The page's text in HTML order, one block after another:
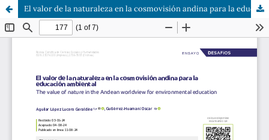
El valor de la naturaleza en la cosmovisión andina para la educación ambiental